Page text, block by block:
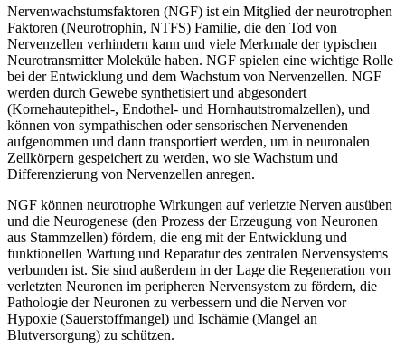
Nervenwachstumsfaktoren (NGF) ist ein Mitglied der neurotrophen
Faktoren (Neurotrophin, NTFS) Familie, die den Tod von
Nervenzellen verhindern kann und viele Merkmale der typischen
Neurotransmitter Moleküle haben. NGF spielen eine wichtige Rolle
bei der Entwicklung und dem Wachstum von Nervenzellen. NGF
werden durch Gewebe synthetisiert und abgesondert
(Kornehautepithel-, Endothel- und Hornhautstromalzellen), und
können von sympathischen oder sensorischen Nervenenden
aufgenommen und dann transportiert werden, um in neuronalen
Zellkörpern gespeichert zu werden, wo sie Wachstum und
Differenzierung von Nervenzellen anregen.
NGF können neurotrophe Wirkungen auf verletzte Nerven ausüben
und die Neurogenese (den Prozess der Erzeugung von Neuronen
aus Stammzellen) fördern, die eng mit der Entwicklung und
funktionellen Wartung und Reparatur des zentralen Nervensystems
verbunden ist. Sie sind außerdem in der Lage die Regeneration von
verletzten Neuronen im peripheren Nervensystem zu fördern, die
Pathologie der Neuronen zu verbessern und die Nerven vor
Hypoxie (Sauerstoffmangel) und Ischämie (Mangel an
Blutversorgung) zu schützen.